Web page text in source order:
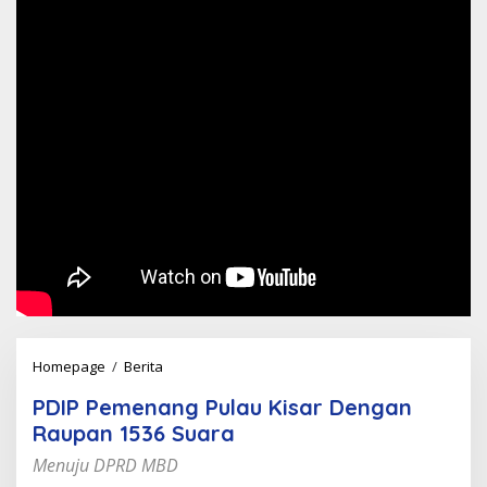
Homepage / Berita
Pulau
Kisar
Dengan
PDIP Pemenang Pulau Kisar Dengan
Raupan 1536 Suara
Menuju DPRD MBD